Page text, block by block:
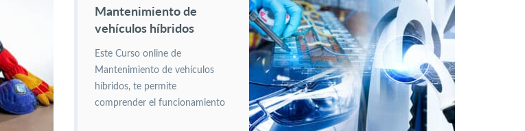
Mantenimiento de
vehículos híbridos
Este Curso online de
Mantenimiento de vehículos
híbridos, te permite
comprender el funcionamiento